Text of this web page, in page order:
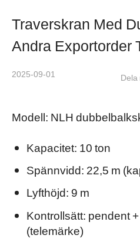
Traverskran Med
Andra Exportorder
2025-09-01 Dela
Modell: NLH
Kapacitet: 10 ton
Spännvidd: 22,5 m
Lyfthöjd: 9 m
Kontrollsätt: pendent
(telemärke)